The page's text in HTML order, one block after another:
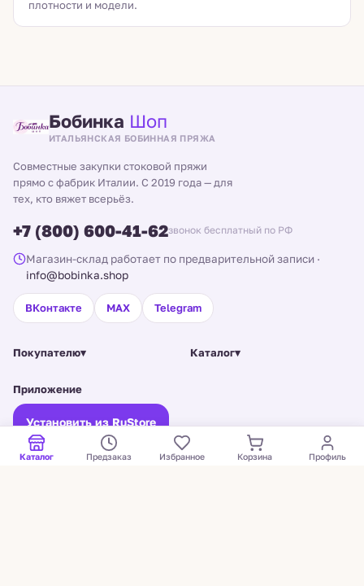
плотности и модели.
Бобинка Шоп
ИТАЛЬЯНСКАЯ БОБИННАЯ ПРЯЖА
Совместные закупки стоковой пряжи
прямо с фабрик Италии. С 2019 года — для
тех, кто вяжет всерьёз.
+7 (800) 600-41-62звонок бесплатный по РФ
Магазин-склад работает по предварительной записи ·
info@bobinka.shop
ВКонтакте MAX Telegram
Покупателю▾ Каталог▾
Приложение
Установить из RuStore
Старая версия сайта →
Каталог Предзаказ Избранное Корзина Профиль